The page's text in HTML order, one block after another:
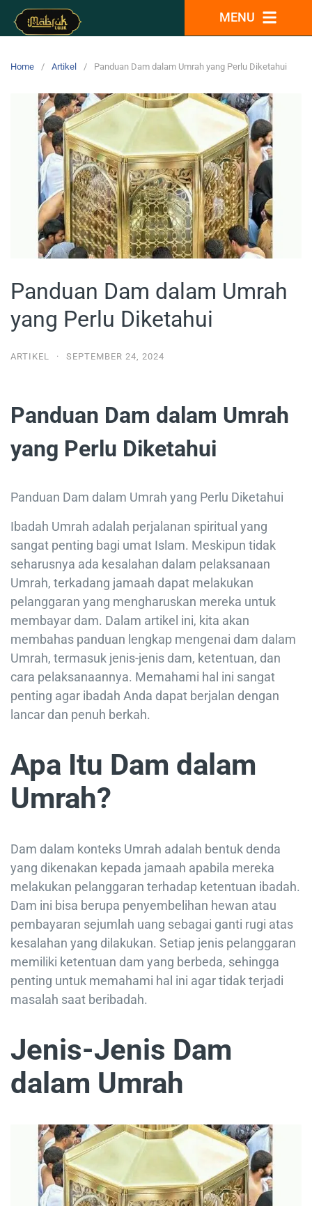
MENU
Home Artikel Panduan Dam dalam Umrah yang Perlu Diketahui
Panduan Dam dalam Umrah
yang Perlu Diketahui
ARTIKEL · SEPTEMBER 24, 2024
Panduan Dam dalam Umrah
yang Perlu Diketahui
Panduan Dam dalam Umrah yang Perlu Diketahui
Ibadah Umrah adalah perjalanan spiritual yang
sangat penting bagi umat Islam. Meskipun tidak
seharusnya ada kesalahan dalam pelaksanaan
Umrah, terkadang jamaah dapat melakukan
pelanggaran yang mengharuskan mereka untuk
membayar dam. Dalam artikel ini, kita akan
membahas panduan lengkap mengenai dam dalam
Umrah, termasuk jenis-jenis dam, ketentuan, dan
cara pelaksanaannya. Memahami hal ini sangat
penting agar ibadah Anda dapat berjalan dengan
lancar dan penuh berkah.
Apa Itu Dam dalam
Umrah?
Dam dalam konteks Umrah adalah bentuk denda
yang dikenakan kepada jamaah apabila mereka
melakukan pelanggaran terhadap ketentuan ibadah.
Dam ini bisa berupa penyembelihan hewan atau
pembayaran sejumlah uang sebagai ganti rugi atas
kesalahan yang dilakukan. Setiap jenis pelanggaran
memiliki ketentuan dam yang berbeda, sehingga
penting untuk memahami hal ini agar tidak terjadi
masalah saat beribadah.
Jenis-Jenis Dam
dalam Umrah